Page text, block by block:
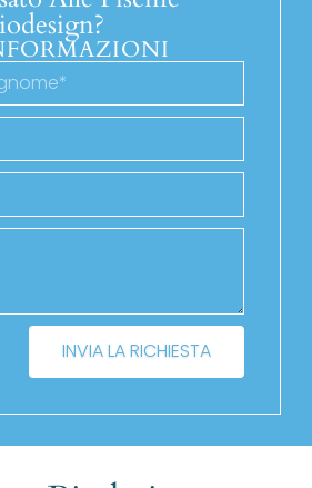
INVIA LA RICHIESTA